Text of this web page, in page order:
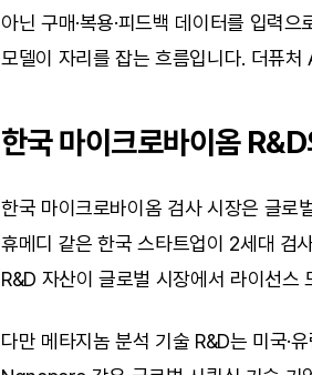
아닌 구매·복용·피드백 데이터를 입력
모델이 자리를 잡는 흐름입니다. 더퓨
한국 마이크로바이옴 R&D
한국 마이크로바이옴 검사 시장은 글로
휴메디 같은 한국 스타트업이 2세대 검
R&D 자산이 글로벌 시장에서 라이선스
다만 메타지놈 분석 기술 R&D는 미국·